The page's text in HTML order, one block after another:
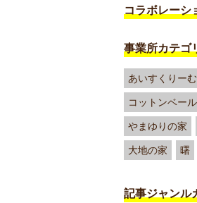
コラボレーシ
事業所カテゴ
あいすくりー
コットンベール
やまゆりの家
大地の家 曙
記事ジャンル